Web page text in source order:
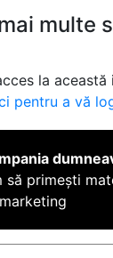
multe
la această
pentru a vă
să primești
marketing